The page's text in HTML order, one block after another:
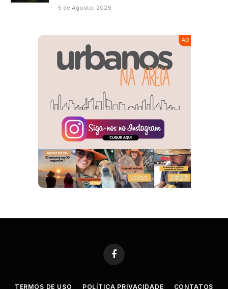
5 de Agosto, 2026
Facebook
TERMOS DE USO POLÍTICA PRIVACIDADE CONTATOS